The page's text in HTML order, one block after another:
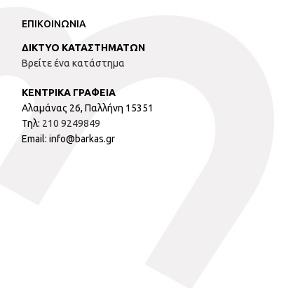
ΕΠΙΚΟΙΝΩΝΙΑ
ΔΙΚΤΥΟ ΚΑΤΑΣΤΗΜΑΤΩΝ
Βρείτε ένα κατάστημα
ΚΕΝΤΡΙΚΑ ΓΡΑΦΕΙΑ
Αλαμάνας 26, Παλλήνη 15351
Τηλ: 210 9249849
Email: info@barkas.gr